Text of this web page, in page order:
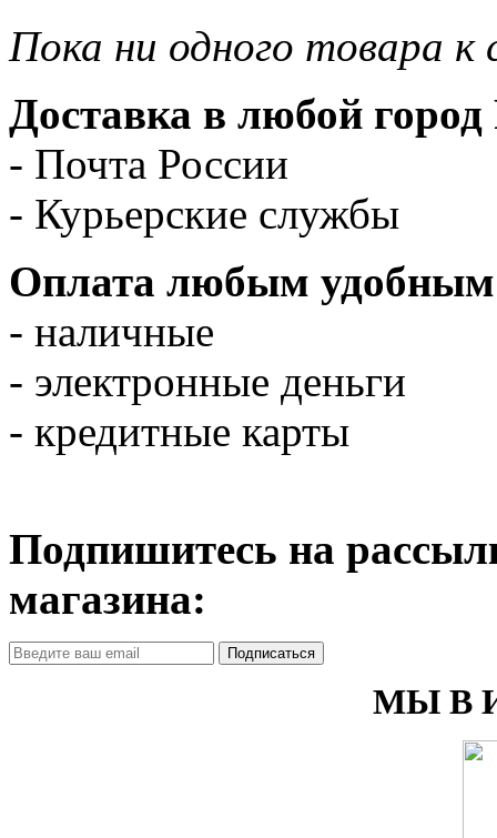
Пока ни одного товара к
Доставка в любой город
- Почта России
- Курьерские службы
Оплата любым удобным
- наличные
- электронные деньги
- кредитные карты
Подпишитесь на
магазина:
Подписаться
МЫ В